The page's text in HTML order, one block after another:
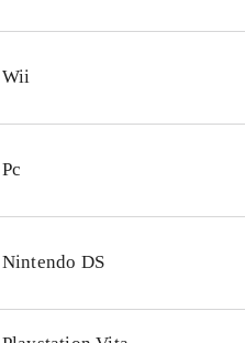
Wii
Pc
Nintendo DS